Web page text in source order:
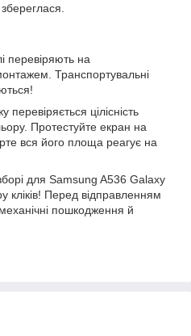
перевіряють на
Транспортувальні
перевіряється цілісність
Протестуйте екран на
вся його площа реагує на
для Samsung A536 Galaxy
кліків! Перед відправленням
пошкодження й